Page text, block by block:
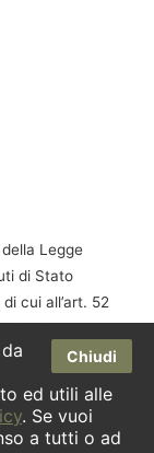
Chiudi
ed utili alle
. Se vuoi
a tutti o ad
Legge
di Stato
cui all’art. 52
nella